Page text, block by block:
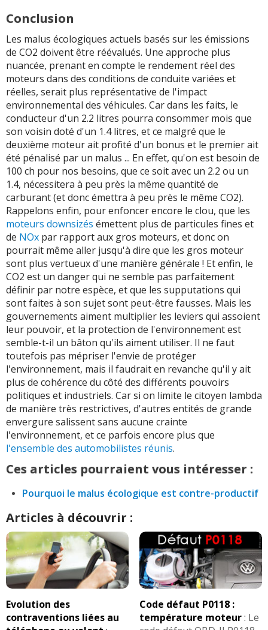
Conclusion
Les malus écologiques actuels basés sur les émissions
de CO2 doivent être réévalués. Une approche plus
nuancée, prenant en compte le rendement réel des
moteurs dans des conditions de conduite variées et
réelles, serait plus représentative de l'impact
environnemental des véhicules. Car dans les faits, le
conducteur d'un 2.2 litres pourra consommer mois que
son voisin doté d'un 1.4 litres, et ce malgré que le
deuxième moteur ait profité d'un bonus et le premier ait
été pénalisé par un malus ... En effet, qu'on est besoin de
100 ch pour nos besoins, que ce soit avec un 2.2 ou un
1.4, nécessitera à peu près la même quantité de
carburant (et donc émettra à peu près le même CO2).
Rappelons enfin, pour enfoncer encore le clou, que les
moteurs downsizés émettent plus de particules fines et
de NOx par rapport aux gros moteurs, et donc on
pourrait même aller jusqu'à dire que les gros moteur
sont plus vertueux d'une manière générale ! Et enfin, le
CO2 est un danger qui ne semble pas parfaitement
définir par notre espèce, et que les supputations qui
sont faites à son sujet sont peut-être fausses. Mais les
gouvernements aiment multiplier les leviers qui assoient
leur pouvoir, et la protection de l'environnement est
semble-t-il un bâton qu'ils aiment utiliser. Il ne faut
toutefois pas mépriser l'envie de protéger
l'environnement, mais il faudrait en revanche qu'il y ait
plus de cohérence du côté des différents pouvoirs
politiques et industriels. Car si on limite le citoyen lambda
de manière très restrictives, d'autres entités de grande
envergure salissent sans aucune crainte
l'environnement, et ce parfois encore plus que
l'ensemble des automobilistes réunis.
Ces articles pourraient vous intéresser :
Pourquoi le malus écologique est contre-productif
Articles à découvrir :
Evolution des
contraventions liées au
Code défaut P0118 :
température moteur: Le